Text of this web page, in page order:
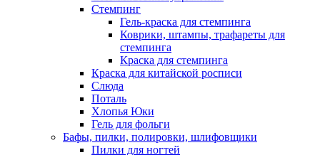
Стемпинг
Гель-краска для стемпинга
Коврики, штампы, трафареты для
стемпинга
Краска для стемпинга
Краска для китайской росписи
Слюда
Поталь
Хлопья Юки
Гель для фольги
Бафы, пилки, полировки, шлифовщики
Пилки для ногтей